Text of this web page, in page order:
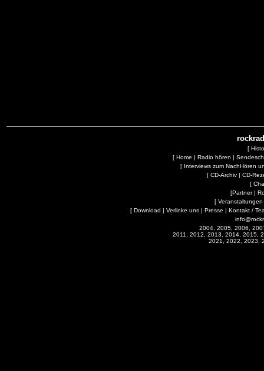
[
[ Home | Radio hören |
[ Interviews zum NachHören
[CD-Archiv |CD-
[
[Partner|
[ Veranstaltungen
[ Download | Verlinke uns | Presse | Kontakt /
2004, 2005, 2006,
2011, 2012, 2013, 2014, 2015,
2021, 2022, 2023,